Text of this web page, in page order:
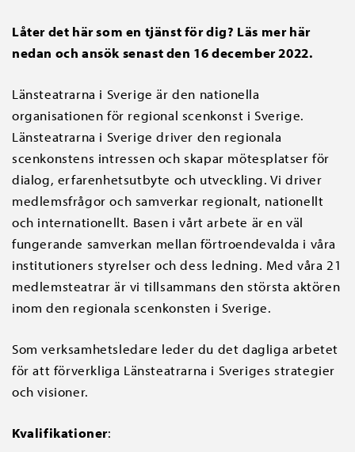
Låter det här som en tjänst för dig? Läs mer här
nedan och ansök senast den 16 december 2022.
Länsteatrarna i Sverige är den nationella
organisationen för regional scenkonst i Sverige.
Länsteatrarna i Sverige driver den regionala
scenkonstens intressen och skapar mötesplatser för
dialog, erfarenhetsutbyte och utveckling. Vi driver
medlemsfrågor och samverkar regionalt, nationellt
och internationellt. Basen i vårt arbete är en väl
fungerande samverkan mellan förtroendevalda i våra
institutioners styrelser och dess ledning. Med våra 21
medlemsteatrar är vi tillsammans den största aktören
inom den regionala scenkonsten i Sverige.
Som verksamhetsledare leder du det dagliga arbetet
för att förverkliga Länsteatrarna i Sveriges strategier
och visioner.
Kvalifikationer: